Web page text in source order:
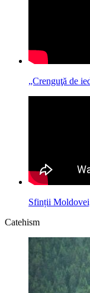
„Crenguţă de
Sfinții
Catehism